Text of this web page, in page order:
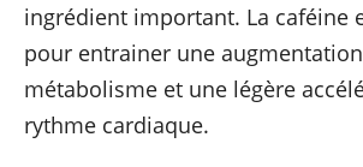
ingrédient important. La caféine
pour entrainer une
métabolisme et une légère
rythme cardiaque.